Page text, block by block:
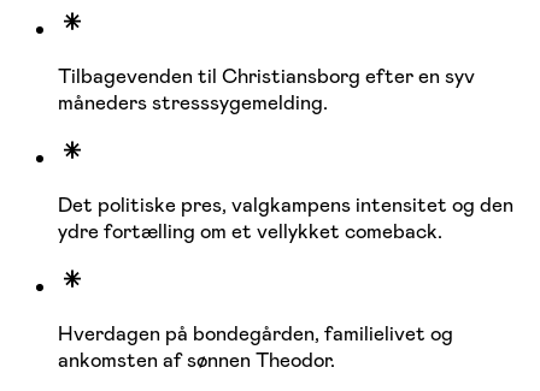
Tilbagevenden til Christiansborg efter en syv
måneders stresssygemelding.
Det politiske pres, valgkampens intensitet og den
ydre fortælling om et vellykket comeback.
Hverdagen på bondegården, familielivet og
ankomsten af sønnen Theodor.